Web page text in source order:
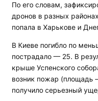
По его словам,
дронов в разных
попала в Харькове и
В Киеве погибло по
пострадало — 25. В
крыше Успенского
возник пожар (площадь
получило серьезный